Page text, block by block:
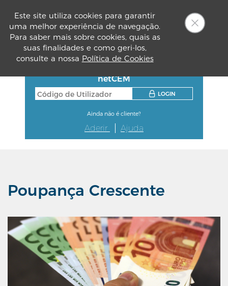
Este site utiliza cookies para garantir
uma melhor experiência de navegação.
Para saber mais sobre cookies, quais as
suas finalidades e como geri-los,
consulte a nossa Política de Cookies
netCEM
LOGIN
Ainda não é cliente?
Aderir Ajuda
Poupança Crescente